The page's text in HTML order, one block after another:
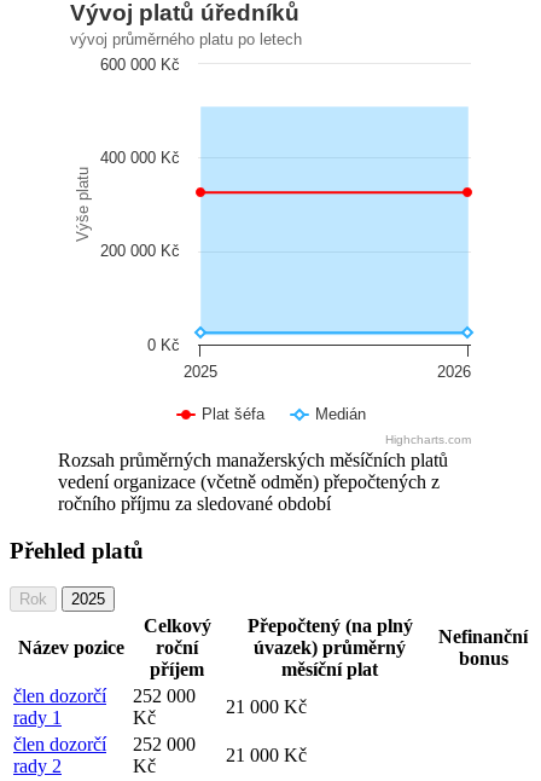
Výše platu
Vývoj platů úředníků
vývoj průměrného platu po letech
Plat šéfa Medián
2025 2026
0 Kč
200 000 Kč
400 000 Kč
600 000 Kč
Highcharts.com
Rozsah průměrných manažerských měsíčních platů
vedení organizace (včetně odměn) přepočtených z
ročního příjmu za sledované období
Přehled platů
Rok 2025
Název pozice
Celkový
roční
příjem
Přepočtený (na plný
úvazek) průměrný
měsíční plat
Nefinanční
bonus
člen dozorčí
rady 1
252 000
Kč
21 000 Kč
člen dozorčí
rady 2
252 000
Kč
21 000 Kč